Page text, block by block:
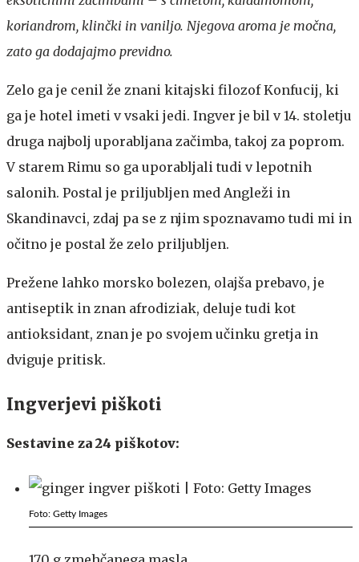
koriandrom, klinčki in vaniljo. Njegova aroma je močna,
zato ga dodajajmo previdno.
Zelo ga je cenil že znani kitajski filozof Konfucij, ki
ga je hotel imeti v vsaki jedi. Ingver je bil v 14. stoletju
druga najbolj uporabljana začimba, takoj za poprom.
V starem Rimu so ga uporabljali tudi v lepotnih
salonih. Postal je priljubljen med Angleži in
Skandinavci, zdaj pa se z njim spoznavamo tudi mi in
očitno je postal že zelo priljubljen.
Prežene lahko morsko bolezen, olajša prebavo, je
antiseptik in znan afrodiziak, deluje tudi kot
antioksidant, znan je po svojem učinku gretja in
dviguje pritisk.
Ingverjevi piškoti
Sestavine za 24 piškotov:
Foto: Getty Images